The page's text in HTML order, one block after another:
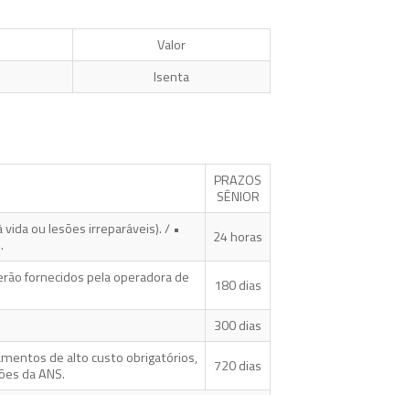
Valor
Isenta
PRAZOS
SÊNIOR
ou lesões irreparáveis). / •
24 horas
fornecidos pela operadora de
180 dias
300 dias
de alto custo obrigatórios,
da ANS.
720 dias